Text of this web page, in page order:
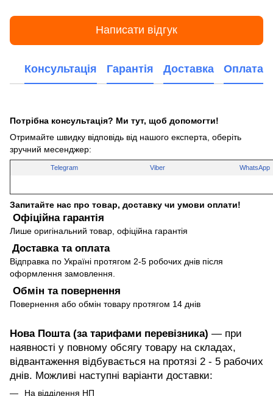
Написати відгук
Консультація Гарантія Доставка Оплата
Потрібна консультація? Ми тут, щоб допомогти!
Отримайте швидку відповідь від нашого експерта, оберіть
зручний месенджер:
Telegram Viber WhatsApp
Запитайте нас про товар, доставку чи умови оплати!
Офіційна гарантія
Лише оригінальний товар, офіційна гарантія
Доставка та оплата
Відправка по Україні протягом 2-5 робочих днів після
оформлення замовлення.
Обмін та повернення
Повернення або обмін товару протягом 14 днів
Нова Пошта (за тарифами перевізника) — при
наявності у повному обсягу товару на складах,
відвантаження відбувається на протязі 2 - 5 рабочих
днів. Можливі наступні варіанти доставки:
На відділення НП